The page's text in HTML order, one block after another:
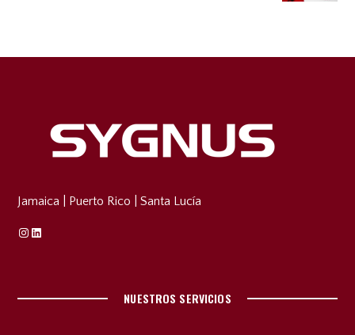
Jamaica Puerto Rico |Santa Lucía
Instagram
Linkedin
NUESTROS SERVICIOS